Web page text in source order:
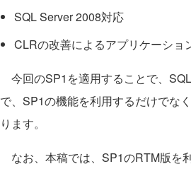
SQL Server 2008対応
CLRの改善によるアプリケーショ
今回のSP1を適用することで、
で、SP1の機能を利用するだけでな
ります。
なお、本稿では、SP1のRTM版を